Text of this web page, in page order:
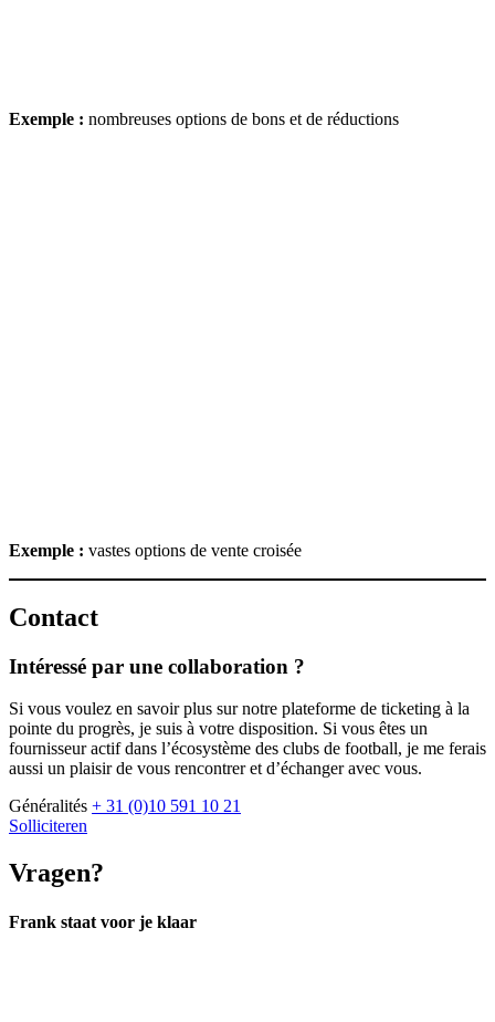
Exemple : nombreuses options de bons et de réductions
Exemple : vastes options de vente croisée
Contact
Intéressé par une collaboration ?
Si vous voulez en savoir plus sur notre plateforme de ticketing à la
pointe du progrès, je suis à votre disposition. Si vous êtes un
fournisseur actif dans l’écosystème des clubs de football, je me ferais
aussi un plaisir de vous rencontrer et d’échanger avec vous.
Généralités + 31 (0)10 591 10 21
Solliciteren
Vragen?
Frank staat voor je klaar